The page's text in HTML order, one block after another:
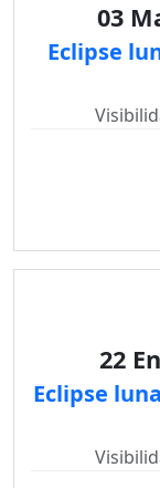
03
Eclipse
22
Eclipse